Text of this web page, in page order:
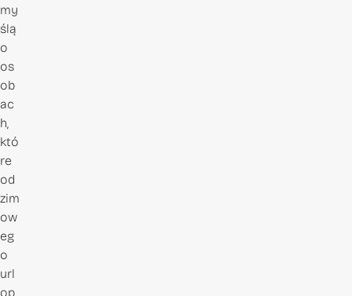
my
ślą
o
os
ob
ac
h,
któ
re
od
zim
ow
eg
o
url
op